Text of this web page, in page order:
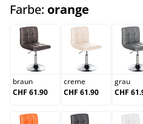
Farbe: orange
braun
braun
CHF 61.90
creme
creme
CHF 61.90
grau
CHF